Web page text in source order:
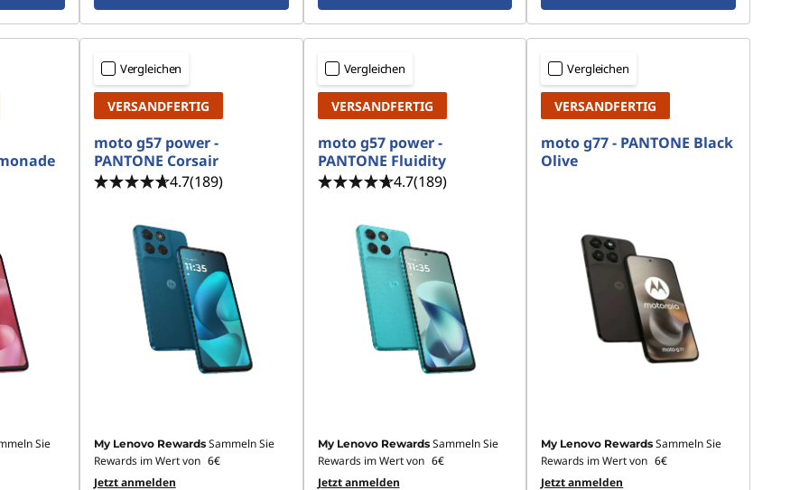
Sie
Vergleichen
VERSANDFERTIG
moto g57 power -
PANTONE Corsair
4.7(189)
My Lenovo Rewards Sammeln Sie
Rewards im Wert von 6€
Jetzt anmelden
Vergleichen
VERSANDFERTIG
moto g57 power -
PANTONE Fluidity
4.7(189)
My Lenovo Rewards Sammeln Sie
Rewards im Wert von 6€
Jetzt anmelden
Vergleichen
VERSANDFERTIG
moto g77 - PANTONE Black
Olive
My Lenovo Rewards Sammeln Sie
Rewards im Wert von 6€
Jetzt anmelden